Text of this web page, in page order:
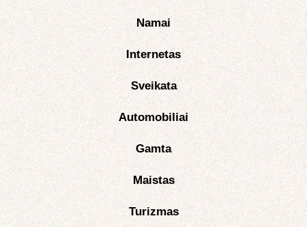
Namai
Internetas
Sveikata
Automobiliai
Gamta
Maistas
Turizmas